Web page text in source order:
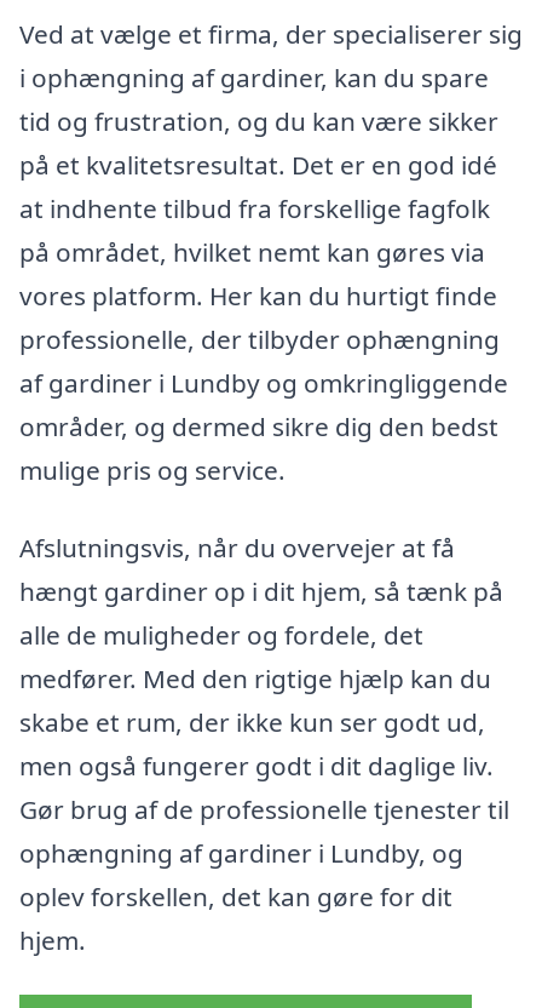
Ved at vælge et firma, der specialiserer sig
i ophængning af gardiner, kan du spare
tid og frustration, og du kan være sikker
på et kvalitetsresultat. Det er en god idé
at indhente tilbud fra forskellige fagfolk
på området, hvilket nemt kan gøres via
vores platform. Her kan du hurtigt finde
professionelle, der tilbyder ophængning
af gardiner i Lundby og omkringliggende
områder, og dermed sikre dig den bedst
mulige pris og service.
Afslutningsvis, når du overvejer at få
hængt gardiner op i dit hjem, så tænk på
alle de muligheder og fordele, det
medfører. Med den rigtige hjælp kan du
skabe et rum, der ikke kun ser godt ud,
men også fungerer godt i dit daglige liv.
Gør brug af de professionelle tjenester til
ophængning af gardiner i Lundby, og
oplev forskellen, det kan gøre for dit
hjem.